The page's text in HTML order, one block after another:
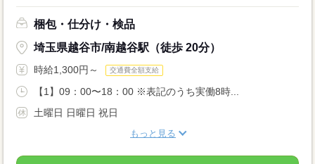
梱包・仕分け・検品
埼玉県越谷市/南越谷駅（徒歩 20分）
時給1,300円～ 交通費全額支給
【1】09：00〜18：00 ※表記のうち実働8時...
土曜日 日曜日 祝日
もっと見る